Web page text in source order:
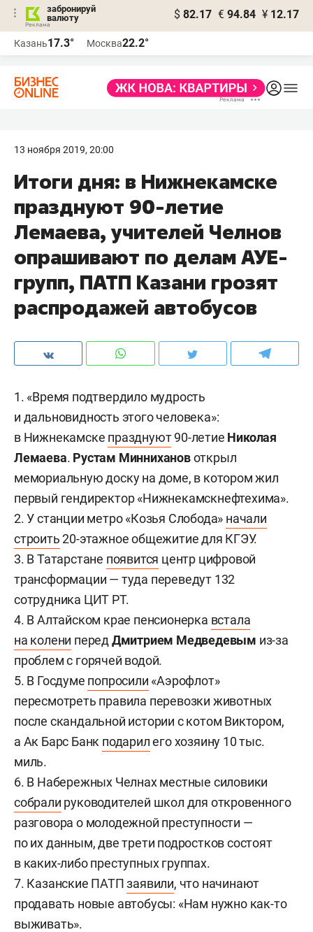
забронируй
валюту
$ 82.17 € 94.84 ¥ 12.17
Казань17.3° Москва22.2°
13 ноября 2019, 20:00
Итоги дня: в Нижнекамске
празднуют 90-летие
Лемаева, учителей Челнов
опрашивают по делам АУЕ-
групп, ПАТП Казани грозят
распродажей автобусов
1. «Время подтвердило мудрость
и дальновидность этого человека»:
в Нижнекамске празднуют90-летие Николая
Лемаева. Рустам Миннихановоткрыл
мемориальную доску на доме, в котором жил
первый гендиректор «Нижнекамскнефтехима».
2. У станции метро «Козья Слобода» начали
строить20-этажное общежитие для КГЭУ.
3. В Татарстане появится центр цифровой
трансформации — туда переведут 132
сотрудника ЦИТ РТ.
4. В Алтайском крае пенсионерка встала
на колени перед Дмитрием Медведевым из-за
проблем с горячей водой.
5. В Госдуме попросили «Аэрофлот»
пересмотреть правила перевозки животных
после скандальной истории с котом Виктором,
а Ак Барс Банк подарилего хозяину 10 тыс.
миль.
6. В Набережных Челнах местные силовики
собрали руководителей школ для откровенного
разговора о молодежной преступности —
по их данным, две трети подростков состоят
в каких-либо преступных группах.
7. Казанские ПАТПзаявили, что начинают
продавать новые автобусы: «Нам нужно как-то
выживать».